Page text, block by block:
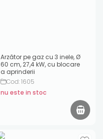
Arzător pe gaz cu 3 inele, Ø
60 cm, 27,4 kW, cu blocare
a aprinderii
Cod: 1605
nu este in stoc